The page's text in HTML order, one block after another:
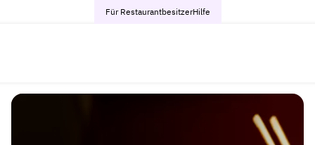
Für RestaurantbesitzerHilfe